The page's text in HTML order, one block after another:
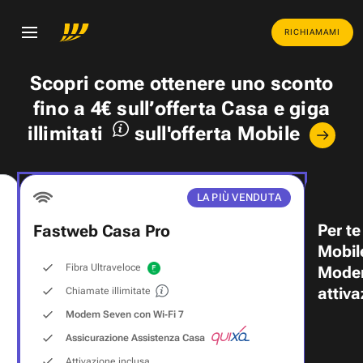
RICHIAMAMI
Scopri come ottenere uno sconto
fino a 4€ sull’offerta Casa egiga
illimitati
sull'offerta Mobile
LA PIÙ VENDUTA
Fastweb Casa Pro
Fibra Ultraveloce
Chiamate illimitate
Modem Seven con Wi‑Fi 7
Assicurazione Assistenza Casa
Per